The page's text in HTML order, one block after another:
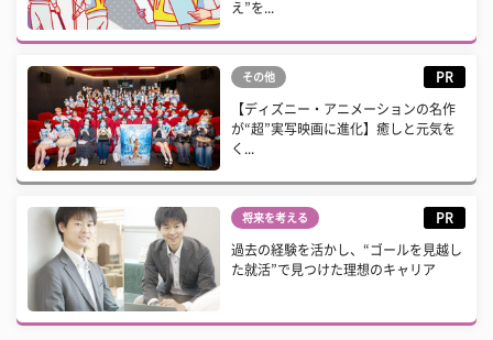
え”を...
その他 PR
【ディズニー・アニメーションの名作
が“超”実写映画に進化】癒しと元気を
く...
将来を考える PR
過去の経験を活かし、“ゴールを見越し
た就活”で見つけた理想のキャリア